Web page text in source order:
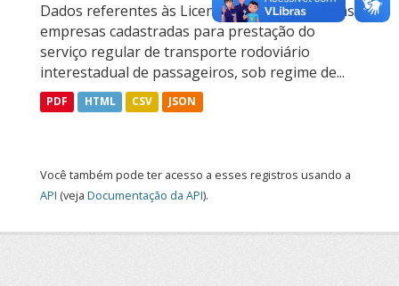
Dados referentes às Licenças Operacionais das
empresas cadastradas para prestação do
serviço regular de transporte rodoviário
interestadual de passageiros, sob regime de...
PDF HTML CSV JSON
Você também pode ter acesso a esses registros usando a
API (veja Documentação da API).